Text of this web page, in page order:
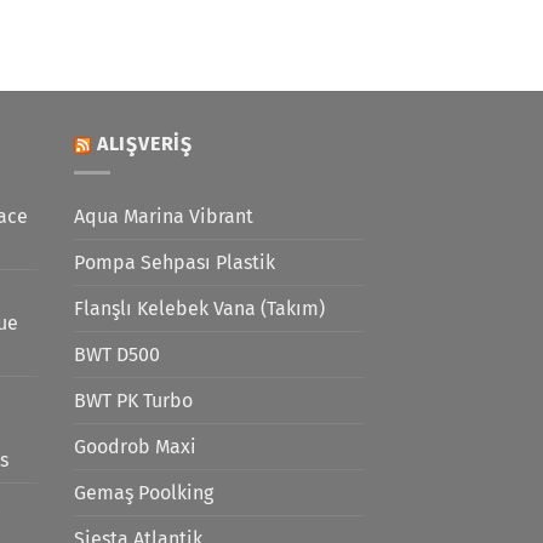
ALIŞVERIŞ
Aqua Marina Vibrant
Pompa Sehpası Plastik
Flanşlı Kelebek Vana (Takım)
BWT D500
BWT PK Turbo
Goodrob Maxi
Gemaş Poolking